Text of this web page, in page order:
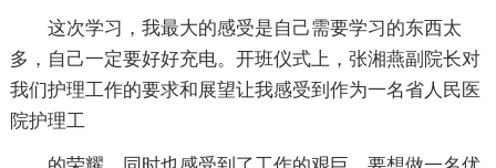
这次学习，我最大的感受是自己需要学习的东西太
多，自己一定要好好充电。开班仪式上，张湘燕副院长对
我们护理工作的要求和展望让我感受到作为一名省人民医
院护理工